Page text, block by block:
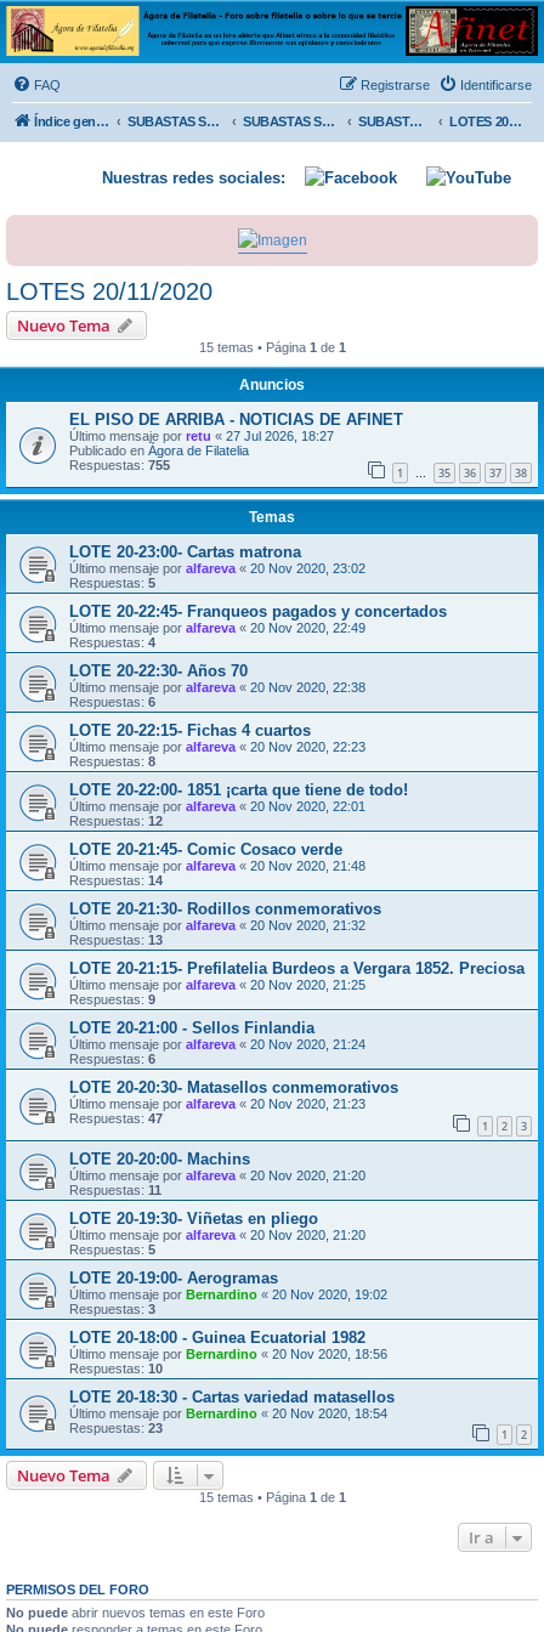
Ágora de Filatelia
Foro sobre filatelia o sobre lo que se tercie. Ágora de Filatelia es un foro abierto que Afinet
ofrece a la comunidad filatélica universal para que exprese libremente sus opiniones y
conocimientos
FAQ Identificarse
Registrarse
Índice general SUBASTAS SOLIDARIAS (In memoriam MENDOZA) SUBASTAS SOLIDARIAS 2025 y anteriores SUBASTAS SOLIDARIAS 2020 LOTES 20/11/2020
Nuestras redes sociales:
LOTES 20/11/2020
Nuevo Tema
15 temas • Página 1 de 1
Anuncios
EL PISO DE ARRIBA - NOTICIAS DE AFINET
Último mensaje por retu « 27 Jul 2026, 18:27
Publicado en Ágora de Filatelia
Respuestas: 755 1 … 35 36 37 38
Temas
LOTE 20-23:00- Cartas matrona
Último mensaje por alfareva « 20 Nov 2020, 23:02
Respuestas: 5
LOTE 20-22:45- Franqueos pagados y concertados
Último mensaje por alfareva « 20 Nov 2020, 22:49
Respuestas: 4
LOTE 20-22:30- Años 70
Último mensaje por alfareva « 20 Nov 2020, 22:38
Respuestas: 6
LOTE 20-22:15- Fichas 4 cuartos
Último mensaje por alfareva « 20 Nov 2020, 22:23
Respuestas: 8
LOTE 20-22:00- 1851 ¡carta que tiene de todo!
Último mensaje por alfareva « 20 Nov 2020, 22:01
Respuestas: 12
LOTE 20-21:45- Comic Cosaco verde
Último mensaje por alfareva « 20 Nov 2020, 21:48
Respuestas: 14
LOTE 20-21:30- Rodillos conmemorativos
Último mensaje por alfareva « 20 Nov 2020, 21:32
Respuestas: 13
LOTE 20-21:15- Prefilatelia Burdeos a Vergara 1852. Preciosa
Último mensaje por alfareva « 20 Nov 2020, 21:25
Respuestas: 9
LOTE 20-21:00 - Sellos Finlandia
Último mensaje por alfareva « 20 Nov 2020, 21:24
Respuestas: 6
LOTE 20-20:30- Matasellos conmemorativos
Último mensaje por alfareva « 20 Nov 2020, 21:23
Respuestas: 47 1 2 3
LOTE 20-20:00- Machins
Último mensaje por alfareva « 20 Nov 2020, 21:20
Respuestas: 11
LOTE 20-19:30- Viñetas en pliego
Último mensaje por alfareva « 20 Nov 2020, 21:20
Respuestas: 5
LOTE 20-19:00- Aerogramas
Último mensaje por Bernardino « 20 Nov 2020, 19:02
Respuestas: 3
LOTE 20-18:00 - Guinea Ecuatorial 1982
Último mensaje por Bernardino « 20 Nov 2020, 18:56
Respuestas: 10
LOTE 20-18:30 - Cartas variedad matasellos
Último mensaje por Bernardino « 20 Nov 2020, 18:54
Respuestas: 23 1 2
Nuevo Tema
15 temas • Página 1 de 1
Ir a
PERMISOS DEL FORO
No puede abrir nuevos temas en este Foro